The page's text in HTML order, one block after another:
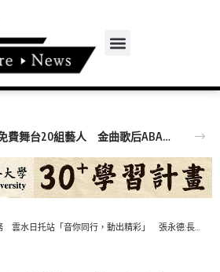
全民同樂 打狗祭三大免費舞台20組藝人 金曲歌后ABAO阿爆、布拉瑞揚舞團熱力引爆
音你同行，動出精彩」 張永德:長輩增進情感交流 黃詩吟:感謝鄉公所支持